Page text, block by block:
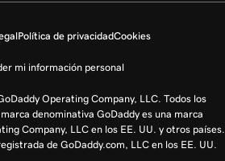
Política de privacidadCookies
mi información personal
Operating Company, LLC. Todos los
denominativa GoDaddy es una marca
Company, LLC en los EE. UU. y otros países.
de GoDaddy.com, LLC en los EE. UU.